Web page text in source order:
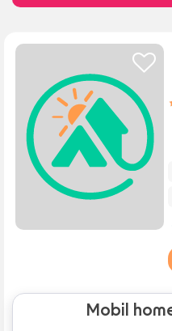
Mobil